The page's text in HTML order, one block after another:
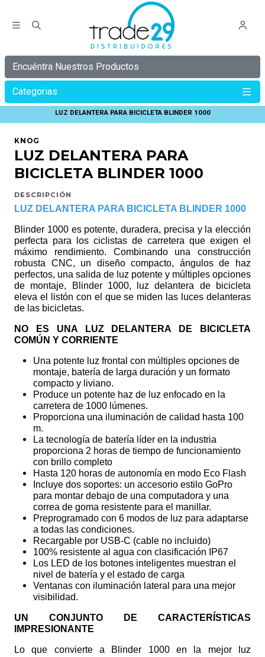
Encuéntra Nuestros Productos
Categorias
LUZ DELANTERA PARA BICICLETA BLINDER 1000
KNOG
LUZ DELANTERA PARA
BICICLETA BLINDER 1000
DESCRIPCIÓN
LUZ DELANTERA PARA BICICLETA BLINDER 1000
Blinder 1000 es potente, duradera, precisa y la elección
perfecta para los ciclistas de carretera que exigen el
máximo rendimiento. Combinando una construcción
robusta CNC, un diseño compacto, ángulos de haz
perfectos, una salida de luz potente y múltiples opciones
de montaje, Blinder 1000, luz delantera de bicicleta
eleva el listón con el que se miden las luces delanteras
de las bicicletas.
NO ES UNA LUZ DELANTERA DE BICICLETA
COMÚN Y CORRIENTE
Una potente luz frontal con múltiples opciones de
montaje, batería de larga duración y un formato
compacto y liviano.
Produce un potente haz de luz enfocado en la
carretera de 1000 lúmenes.
Proporciona una iluminación de calidad hasta 100
m.
La tecnología de batería líder en la industria
proporciona 2 horas de tiempo de funcionamiento
con brillo completo
Hasta 120 horas de autonomía en modo Eco Flash
Incluye dos soportes: un accesorio estilo GoPro
para montar debajo de una computadora y una
correa de goma resistente para el manillar.
Preprogramado con 6 modos de luz para adaptarse
a todas las condiciones.
Recargable por USB-C (cable no incluido)
100% resistente al agua con clasificación IP67
Los LED de los botones inteligentes muestran el
nivel de batería y el estado de carga
Ventanas con iluminación lateral para una mejor
visibilidad.
UN CONJUNTO DE CARACTERÍSTICAS
IMPRESIONANTE
Lo que convierte a Blinder 1000 en la mejor luz